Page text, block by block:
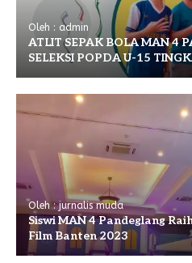
Oleh : admin
ATLIT SEPAK BOLA MAN 4
SELEKSI POPDA U-15
Oleh : jurnalis muda
Siswi MAN 4 Pandeglang
Film Banten 2023